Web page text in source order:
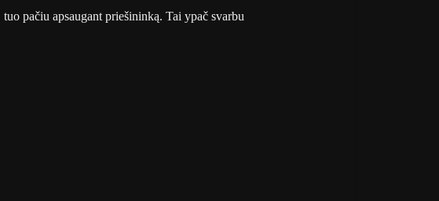
pačiu apsaugant priešininką. Tai ypač svarbu